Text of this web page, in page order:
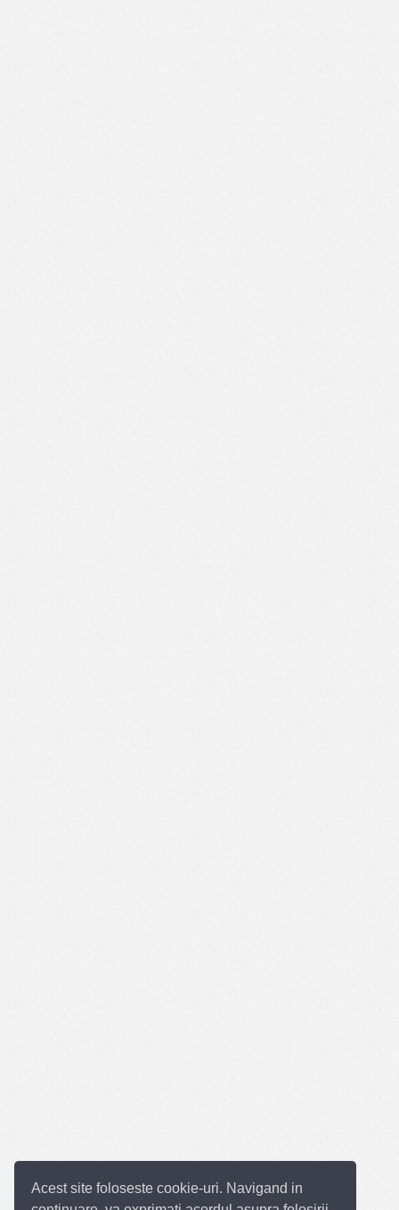
Acest site foloseste cookie-uri. Navigand in